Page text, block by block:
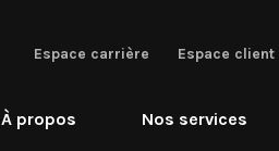
Espace carrière Espace client
À propos Nos services